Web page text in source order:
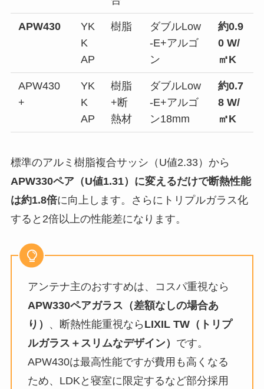
APW430
YK
K
AP
樹脂
ダブルLow
-E+アルゴ
ン
約0.9
0 W/
㎡K
APW430
+
YK
K
AP
樹脂
+断
熱材
ダブルLow
-E+アルゴ
ン18mm
約0.7
8 W/
㎡K
標準のアルミ樹脂複合サッシ（U値2.33）から
APW330ペア（U値1.31）に変えるだけで断熱性能
は約1.8倍に向上します。さらにトリプルガラス化
すると2倍以上の性能差になります。
アンテナ主のおすすめは、コスパ重視なら
APW330ペアガラス（差額なしの場合あ
り）
、断熱性能重視なら LIXIL TW（トリプ
ルガラス＋スリムなデザイン） です。
APW430は最高性能ですが費用も高くなる
ため、LDKと寝室に限定するなど部分採用